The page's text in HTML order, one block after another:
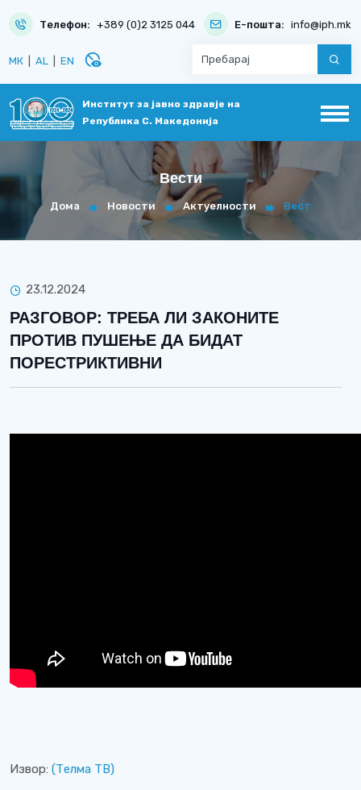
Телефон: +389 (0)2 3125 044 Е-пошта: info@iph.mk
МК AL EN disabled_visible
Институт за јавно здравје на
Република С. Македонија
Вести
Дома Новости Актуелности Вест
23.12.2024
РАЗГОВОР: ТРЕБА ЛИ ЗАКОНИТЕ
ПРОТИВ ПУШЕЊЕ ДА БИДАТ
ПОРЕСТРИКТИВНИ
Извор: (Телма ТВ)